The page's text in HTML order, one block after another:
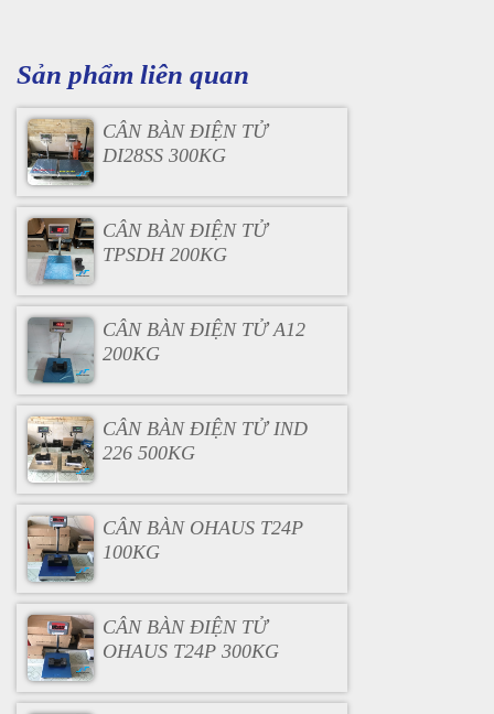
Sản phẩm liên quan
CÂN BÀN ĐIỆN TỬ
DI28SS 300KG
CÂN BÀN ĐIỆN TỬ
TPSDH 200KG
CÂN BÀN ĐIỆN TỬ A12
200KG
CÂN BÀN ĐIỆN TỬ IND
226 500KG
CÂN BÀN OHAUS T24P
100KG
CÂN BÀN ĐIỆN TỬ
OHAUS T24P 300KG